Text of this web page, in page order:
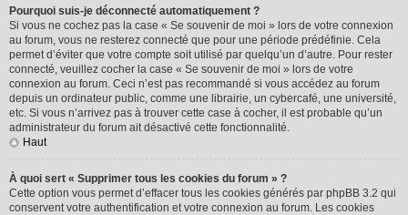
Pourquoi suis-je déconnecté automatiquement ?
Si vous ne cochez pas la case « Se souvenir de moi » lors de votre connexion
au forum, vous ne resterez connecté que pour une période prédéfinie. Cela
permet d’éviter que votre compte soit utilisé par quelqu’un d’autre. Pour rester
connecté, veuillez cocher la case « Se souvenir de moi » lors de votre
connexion au forum. Ceci n’est pas recommandé si vous accédez au forum
depuis un ordinateur public, comme une librairie, un cybercafé, une université,
etc. Si vous n’arrivez pas à trouver cette case à cocher, il est probable qu’un
administrateur du forum ait désactivé cette fonctionnalité.
Haut
À quoi sert « Supprimer tous les cookies du forum » ?
Cette option vous permet d’effacer tous les cookies générés par phpBB 3.2 qui
conservent votre authentification et votre connexion au forum. Les cookies